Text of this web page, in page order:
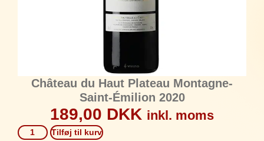
Château du Haut Plateau Montagne-
Saint-Émilion 2020
189,00 DKK inkl. moms
Tilføj til kurv